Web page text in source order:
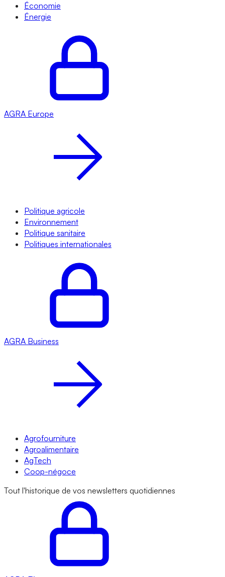
Économie
Énergie
AGRA Europe
Politique agricole
Environnement
Politique sanitaire
Politiques internationales
AGRA Business
Agrofourniture
Agroalimentaire
AgTech
Coop-négoce
Tout l'historique de vos newsletters quotidiennes